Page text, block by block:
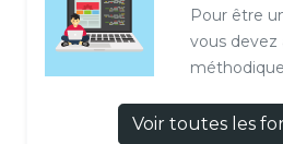
Pour être
vous devez
Voir toutes les